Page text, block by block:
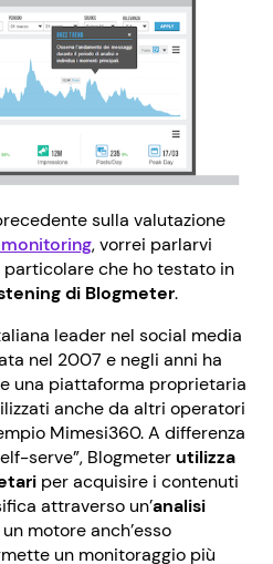
sulla valutazione
, vorrei parlarvi
che ho testato in
di Blogmeter.
leader nel social media
nel 2007 e negli anni ha
una piattaforma proprietaria
anche da altri operatori
Mimesi360. A differenza
serve”, Blogmeterutilizza
per acquisire i contenuti
attraverso un’analisi
motore anch’esso
un monitoraggio più